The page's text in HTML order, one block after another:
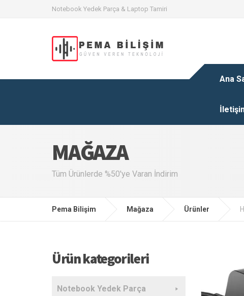
Notebook Yedek Parça & Laptop Tamiri
Ana
MAĞAZA
Tüm Ürünlerde %50'ye Varan İndirim
Pema Bilişim Mağaza Ürünler
Ürün kategorileri
Notebook Yedek Parça